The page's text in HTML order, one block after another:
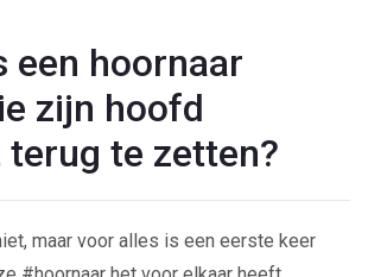
een hoornaar
zijn hoofd
te zetten?
maar voor alles is een eerste keer